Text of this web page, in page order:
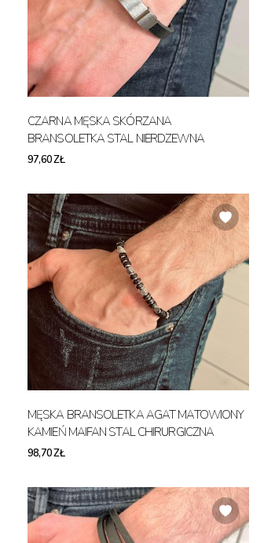
CZARNA MĘSKA SKÓRZANA
BRANSOLETKA STAL NIERDZEWNA
97,60 ZŁ
MĘSKA BRANSOLETKA AGAT MATOWIONY
KAMIEŃ MAIFAN STAL CHIRURGICZNA
98,70 ZŁ